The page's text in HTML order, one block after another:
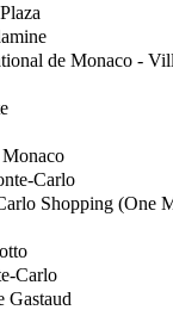
de Monaco -
Carlo
Shopping (One
Carlo
Gastaud